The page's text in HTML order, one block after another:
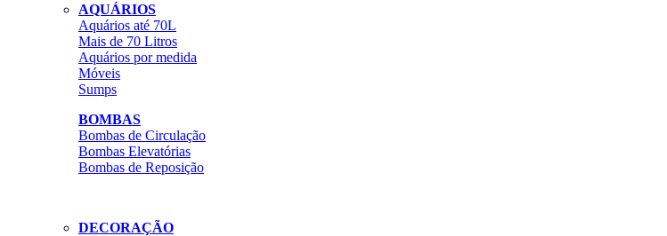
AQUÁRIOS
Aquários até 70L
Mais de 70 Litros
Aquários por medida
Móveis
Sumps
BOMBAS
Bombas de Circulação
Bombas Elevatórias
Bombas de Reposição
DECORAÇÃO